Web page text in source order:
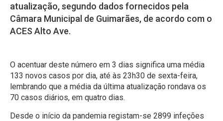
atualização, segundo dados fornecidos pela
Câmara Municipal de Guimarães, de acordo com o
ACES Alto Ave.
O acentuar deste número em 3 dias significa uma média
133 novos casos por dia, até às 23h30 de sexta-feira,
lembrando que a média da última atualização rondava os
70 casos diários, em quatro dias.
Desde o início da pandemia registam-se 2899 infeções